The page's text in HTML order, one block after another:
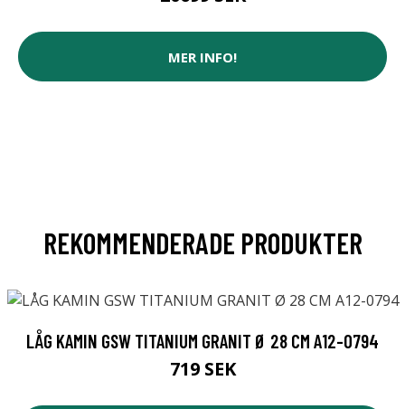
MER INFO!
REKOMMENDERADE PRODUKTER
LÅG KAMIN GSW TITANIUM GRANIT Ø 28 CM A12-0794
719 SEK